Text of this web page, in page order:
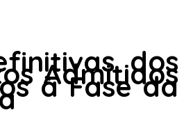
dos
Admitidos
à Fase da